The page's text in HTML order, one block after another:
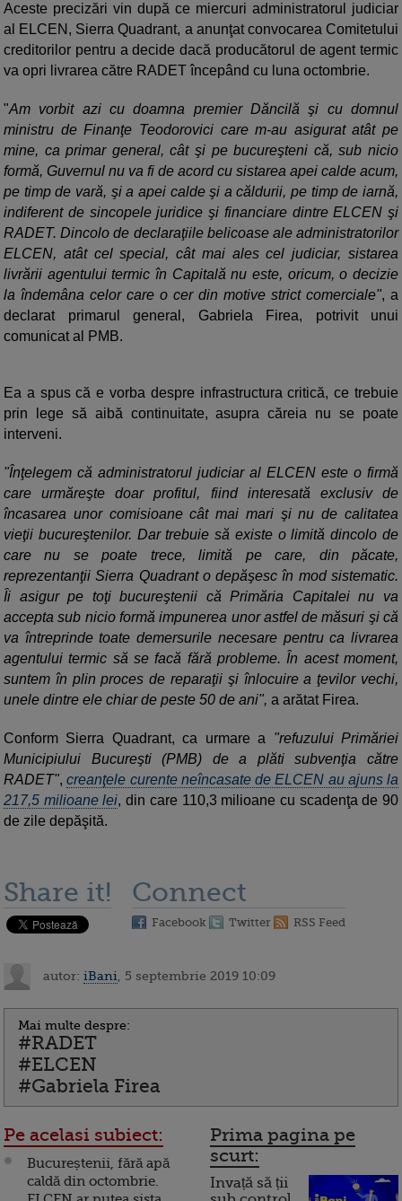
Aceste precizări vin după ce miercuri administratorul judiciar
al ELCEN, Sierra Quadrant, a anunţat convocarea Comitetului
creditorilor pentru a decide dacă producătorul de agent termic
va opri livrarea către RADET începând cu luna octombrie.
"Am vorbit azi cu doamna premier Dăncilă şi cu domnul
ministru de Finanţe Teodorovici care m-au asigurat atât pe
mine, ca primar general, cât şi pe bucureşteni că, sub nicio
formă, Guvernul nu va fi de acord cu sistarea apei calde acum,
pe timp de vară, şi a apei calde şi a căldurii, pe timp de iarnă,
indiferent de sincopele juridice şi financiare dintre ELCEN şi
RADET. Dincolo de declaraţiile belicoase ale administratorilor
ELCEN, atât cel special, cât mai ales cel judiciar, sistarea
livrării agentului termic în Capitală nu este, oricum, o decizie
la îndemâna celor care o cer din motive strict comerciale", a
declarat primarul general, Gabriela Firea, potrivit unui
comunicat al PMB.
Ea a spus că e vorba despre infrastructura critică, ce trebuie
prin lege să aibă continuitate, asupra căreia nu se poate
interveni.
"Înţelegem că administratorul judiciar al ELCEN este o firmă
care urmăreşte doar profitul, fiind interesată exclusiv de
încasarea unor comisioane cât mai mari şi nu de calitatea
vieţii bucureştenilor. Dar trebuie să existe o limită dincolo de
care nu se poate trece, limită pe care, din păcate,
reprezentanţii Sierra Quadrant o depăşesc în mod sistematic.
Îi asigur pe toţi bucureştenii că Primăria Capitalei nu va
accepta sub nicio formă impunerea unor astfel de măsuri şi că
va întreprinde toate demersurile necesare pentru ca livrarea
agentului termic să se facă fără probleme. În acest moment,
suntem în plin proces de reparaţii şi înlocuire a ţevilor vechi,
unele dintre ele chiar de peste 50 de ani", a arătat Firea.
Conform Sierra Quadrant, ca urmare a "refuzului Primăriei
Municipiului Bucureşti (PMB) de a plăti subvenţia către
RADET",creanţele curente neîncasate de ELCEN au ajuns la
217,5 milioane lei, din care 110,3 milioane cu scadenţa de 90
de zile depăşită.
Share it! Connect
Facebook Twitter RSS Feed
autor: iBani , 5 septembrie 2019 10:09
Mai multe despre:
#RADET
#ELCEN
#Gabriela Firea
Pe acelasi subiect:
Bucureștenii, fără apă
caldă din octombrie.
Prima pagina pe
scurt:
Invață să ții